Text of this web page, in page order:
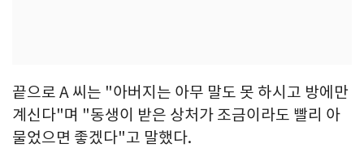
끝으로 A 씨는 "아버지는 아무 말도 못 하시고 방에만
계신다"며 "동생이 받은 상처가 조금이라도 빨리 아
물었으면 좋겠다"고 말했다.